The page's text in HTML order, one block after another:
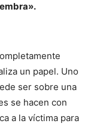
un papel. Uno
ser sobre una
se hacen con
a la víctima para